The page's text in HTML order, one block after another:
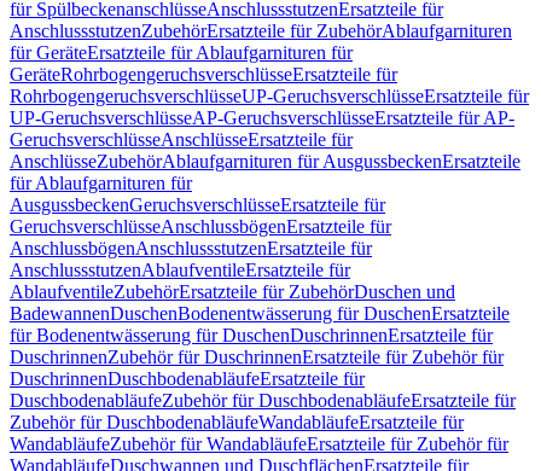
für SpülbeckenanschlüsseAnschlussstutzenErsatzteile für
AnschlussstutzenZubehörErsatzteile für ZubehörAblaufgarnituren
für GeräteErsatzteile für Ablaufgarnituren für
GeräteRohrbogengeruchsverschlüsseErsatzteile für
RohrbogengeruchsverschlüsseUP-GeruchsverschlüsseErsatzteile für
UP-GeruchsverschlüsseAP-GeruchsverschlüsseErsatzteile für AP-
GeruchsverschlüsseAnschlüsseErsatzteile für
AnschlüsseZubehörAblaufgarnituren für AusgussbeckenErsatzteile
für Ablaufgarnituren für
AusgussbeckenGeruchsverschlüsseErsatzteile für
GeruchsverschlüsseAnschlussbögenErsatzteile für
AnschlussbögenAnschlussstutzenErsatzteile für
AnschlussstutzenAblaufventileErsatzteile für
AblaufventileZubehörErsatzteile für ZubehörDuschen und
BadewannenDuschenBodenentwässerung für DuschenErsatzteile
für Bodenentwässerung für DuschenDuschrinnenErsatzteile für
DuschrinnenZubehör für DuschrinnenErsatzteile für Zubehör für
DuschrinnenDuschbodenabläufeErsatzteile für
DuschbodenabläufeZubehör für DuschbodenabläufeErsatzteile für
Zubehör für DuschbodenabläufeWandabläufeErsatzteile für
WandabläufeZubehör für WandabläufeErsatzteile für Zubehör für
WandabläufeDuschwannen und DuschflächenErsatzteile für